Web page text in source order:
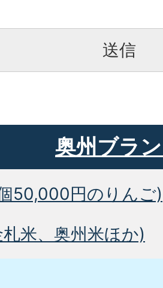
奥州ブラ
50,000円のりんご)
米、奥州米ほか)